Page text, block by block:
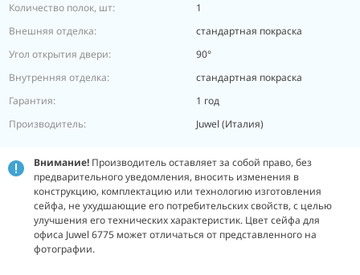
Количество полок, шт:
1
Внешняя отделка:
стандартная покраска
Угол открытия двери:
90°
Внутренняя отделка:
стандартная покраска
Гарантия:
1 год
Производитель:
Juwel (Италия)
Внимание! Производитель оставляет за собой право, без
предварительного уведомления, вносить изменения в
конструкцию, комплектацию или технологию изготовления
сейфа, не ухудшающие его потребительских свойств, с целью
улучшения его технических характеристик. Цвет сейфа для
офиса Juwel 6775 может отличаться от представленного на
фотографии.